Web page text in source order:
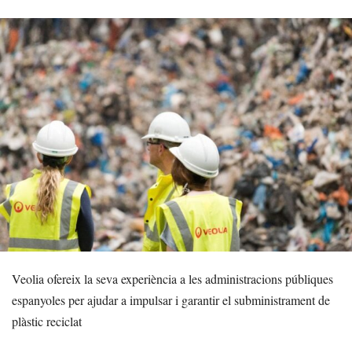
Veolia ofereix la seva experiència a les administracions públiques
espanyoles per ajudar a impulsar i garantir el subministrament de
plàstic reciclat